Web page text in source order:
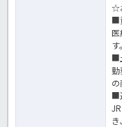
☆
■
医
す。
■
勤
■